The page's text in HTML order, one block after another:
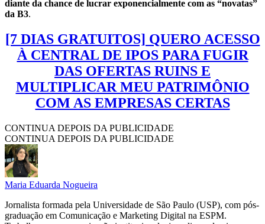
diante da chance de lucrar exponencialmente com as “novatas”
da B3.
[7 DIAS GRATUITOS] QUERO ACESSO
À CENTRAL DE IPOS PARA FUGIR
DAS OFERTAS RUINS E
MULTIPLICAR MEU PATRIMÔNIO
COM AS EMPRESAS CERTAS
CONTINUA DEPOIS DA PUBLICIDADE
CONTINUA DEPOIS DA PUBLICIDADE
Maria Eduarda Nogueira
Jornalista formada pela Universidade de São Paulo (USP), com pós-
graduação em Comunicação e Marketing Digital na ESPM.